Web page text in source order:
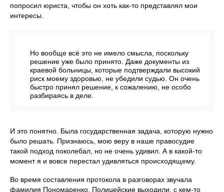
попросил юриста, чтобы он хоть как-то представлял мои
интересы.
Но вообще всё это не имело смысла, поскольку
решение уже было принято. Даже документы из
краевой больницы, которые подтверждали высокий
риск моему здоровью, не убедили судью. Он очень
быстро принял решение, к сожалению, не особо
разбираясь в деле.
И это понятно. Была государственная задача, которую нужно
было решать. Признаюсь, мою веру в наше правосудие
такой подход поколебал, но не очень удивил. А в какой-то
момент я и вовсе перестал удивляться происходящему.
Во время составления протокола в разговорах звучала
фамилия Пономаренко. Полицейские выходили, с кем-то